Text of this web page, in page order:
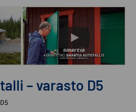
– varasto D5